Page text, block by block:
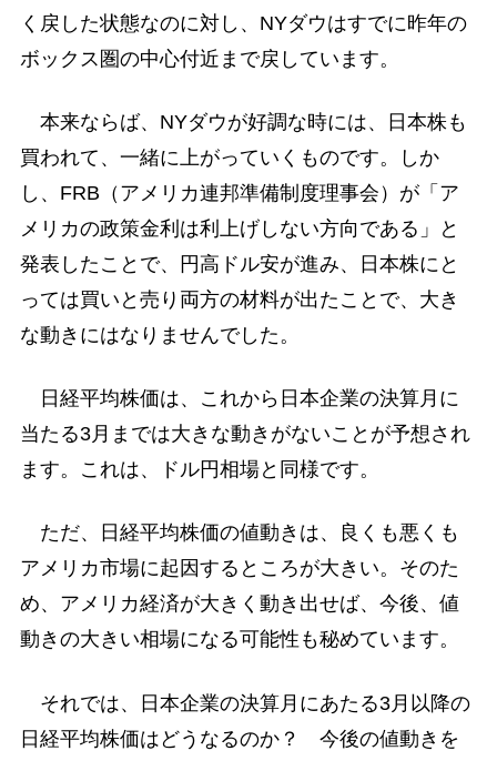
く戻した状態なのに対し、NYダウはすでに昨年の
ボックス圏の中心付近まで戻しています。
本来ならば、NYダウが好調な時には、日本株も
買われて、一緒に上がっていくものです。しか
し、FRB（アメリカ連邦準備制度理事会）が「ア
メリカの政策金利は利上げしない方向である」と
発表したことで、円高ドル安が進み、日本株にと
っては買いと売り両方の材料が出たことで、大き
な動きにはなりませんでした。
日経平均株価は、これから日本企業の決算月に
当たる3月までは大きな動きがないことが予想され
ます。これは、ドル円相場と同様です。
ただ、日経平均株価の値動きは、良くも悪くも
アメリカ市場に起因するところが大きい。そのた
め、アメリカ経済が大きく動き出せば、今後、値
動きの大きい相場になる可能性も秘めています。
それでは、日本企業の決算月にあたる3月以降の
日経平均株価はどうなるのか？ 今後の値動きを